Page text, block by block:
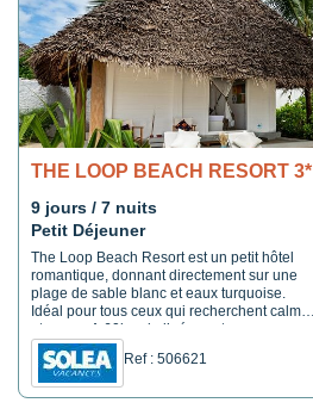
THE LOOP BEACH RESORT 3*
9 jours / 7 nuits
Petit Déjeuner
The Loop Beach Resort est un petit hôtel
romantique, donnant directement sur une
plage de sable blanc et eaux turquoise.
Idéal pour tous ceux qui recherchent calme
et repos. A 60km de l’aéroport.
Ref : 506621